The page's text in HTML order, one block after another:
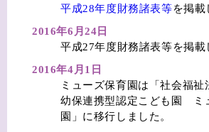
平成28年度財務諸表等を掲載
2016年6月24日
平成27年度財務諸表等を掲載
2016年4月1日
ミューズ保育園は「社会福
幼保連携型認定こども園 ミ
園」に移行しました。